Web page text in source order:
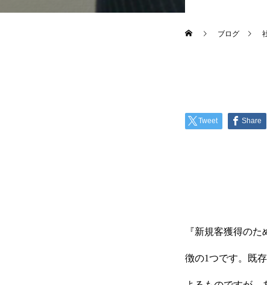
ブログ
Tweet Share
『新規客獲得の
徴の1つです。既